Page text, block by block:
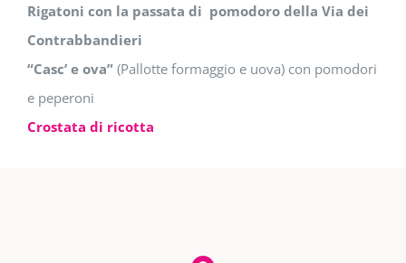
Rigatoni con la passata di pomodoro della Via dei
Contrabbandieri
“Casc’ e ova”(Pallotte formaggio e uova) con pomodori
e peperoni
Crostata di ricotta